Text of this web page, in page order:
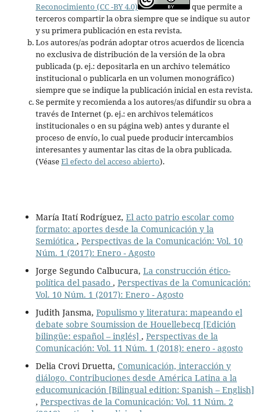
Reconocimiento (CC -BY 4.0)
que permite a
terceros compartir la obra siempre que se indique su autor
y su primera publicación en esta revista.
Los autores/as podrán adoptar otros acuerdos de licencia
no exclusiva de distribución de la versión de la obra
publicada (p. ej.: depositarla en un archivo telemático
institucional o publicarla en un volumen monográfico)
siempre que se indique la publicación inicial en esta revista.
Se permite y recomienda a los autores/as difundir su obra a
través de Internet (p. ej.: en archivos telemáticos
institucionales o en su página web) antes y durante el
proceso de envío, lo cual puede producir intercambios
interesantes y aumentar las citas de la obra publicada.
(VéaseEl efecto del acceso abierto).
María Itatí Rodríguez, El acto patrio escolar como
formato: aportes desde la Comunicación y la
Semiótica , Perspectivas de la Comunicación: Vol. 10
Núm. 1 (2017): Enero - Agosto
Jorge Segundo Calbucura, La construcción ético-
política del pasado , Perspectivas de la Comunicación:
Vol. 10 Núm. 1 (2017): Enero - Agosto
Judith Jansma, Populismo y literatura: mapeando el
debate sobre Soumission de Houellebecq [Edición
bilingüe: español – inglés] , Perspectivas de la
Comunicación: Vol. 11 Núm. 1 (2018): enero - agosto
Delia Crovi Druetta, Comunicación, interacción y
diálogo. Contribuciones desde América Latina a la
educomunicación [Bilingual edition: Spanish – English]
, Perspectivas de la Comunicación: Vol. 11 Núm. 2